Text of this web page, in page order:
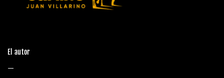
El autor
—